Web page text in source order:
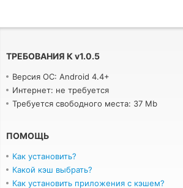
ТРЕБОВАНИЯ К v1.0.5
Версия ОС: Android 4.4+
Интернет: не требуется
Требуется свободного места: 37 Mb
ПОМОЩЬ
Как установить?
Какой кэш выбрать?
Как установить приложения с кэшем?